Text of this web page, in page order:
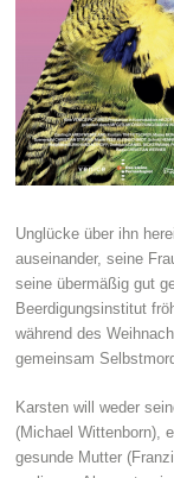
Unglücke über ihn
auseinander, seine
seine übermäßig gut
Beerdigungsinstitut
während des
gemeinsam
Karsten will weder
(Michael Wittenborn),
gesunde Mutter